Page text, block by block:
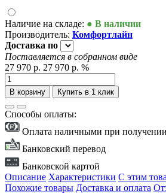
Наличие на складе: ● В наличии
Производитель: Комфортлайн
Доставка по
Поставляется в собранном виде
27 970 р. 27 970 р. %
В корзину Купить в 1 клик
Способы оплаты:
Оплата наличными при получении
Банковский перевод
Банковской картой
Описание Характеристики С этим
Похожие товары Доставка и оплата